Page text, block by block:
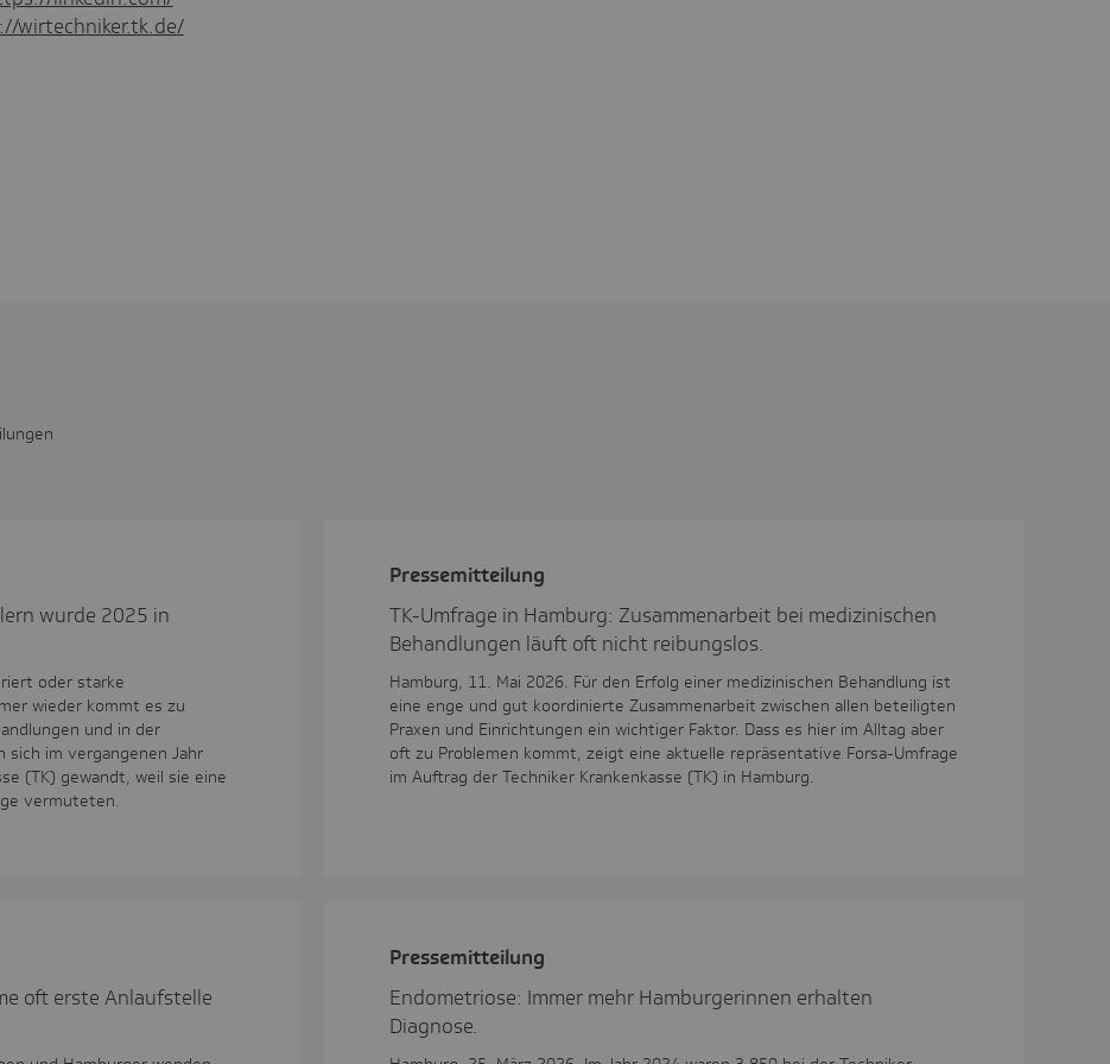
wirtechniker.tk.de/
wurde 2025 in
oder starke
wieder kommt es zu
und in der
sich im vergangenen Jahr
(TK) gewandt, weil sie eine
vermuteten.
Pres­se­mit­tei­lung
TK-Umfrage in Hamburg: Zusammenarbeit bei medizinischen
Behandlungen läuft oft nicht reibungslos.
Hamburg, 11. Mai 2026. Für den Erfolg einer medizinischen Behandlung ist
eine enge und gut koordinierte Zusammenarbeit zwischen allen beteiligten
Praxen und Einrichtungen ein wichtiger Faktor. Dass es hier im Alltag aber
oft zu Problemen kommt, zeigt eine aktuelle repräsentative Forsa-Umfrage
im Auftrag der Techniker Krankenkasse (TK) in Hamburg.
oft erste Anlaufstelle
Pres­se­mit­tei­lung
Endometriose: Immer mehr Hamburgerinnen erhalten
Diagnose.